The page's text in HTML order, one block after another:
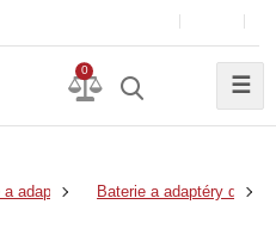
0
☰
adaptéry Baterie a adaptéry do